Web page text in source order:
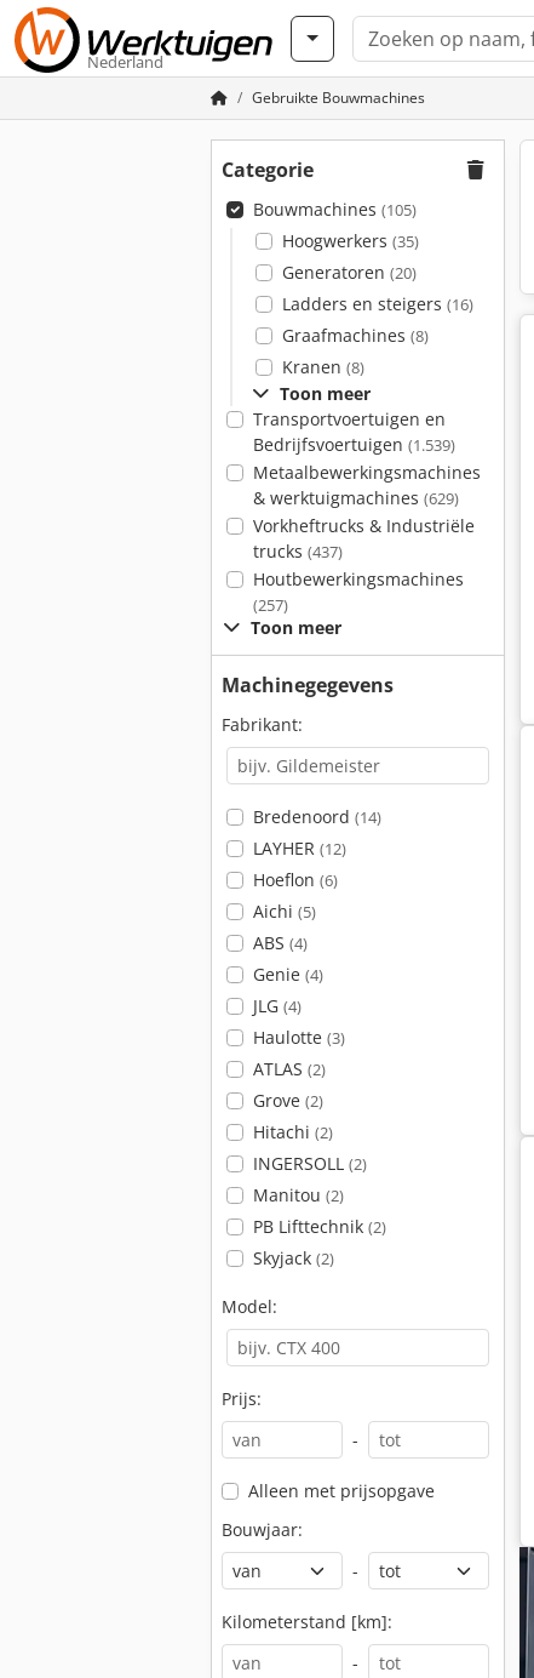
Nederland
Gebruikte Bouwmachines
Categorie
Bouwmachines (105)
Hoogwerkers (35)
Generatoren (20)
Ladders en steigers (16)
Graafmachines (8)
Kranen (8)
Toon meer
Transportvoertuigen en
Bedrijfsvoertuigen (1.539)
Metaalbewerkingsmachines
& werktuigmachines (629)
Vorkheftrucks & Industriële
trucks (437)
Houtbewerkingsmachines
(257)
Toon meer
Machinegegevens
Fabrikant:
Bredenoord (14)
LAYHER (12)
Hoeflon (6)
Aichi (5)
ABS (4)
Genie (4)
JLG (4)
Haulotte (3)
ATLAS (2)
Grove (2)
Hitachi (2)
INGERSOLL (2)
Manitou (2)
PB Lifttechnik (2)
Skyjack (2)
Model:
Prijs:
-
Alleen met prijsopgave
Bouwjaar:
-
Kilometerstand [km]:
-